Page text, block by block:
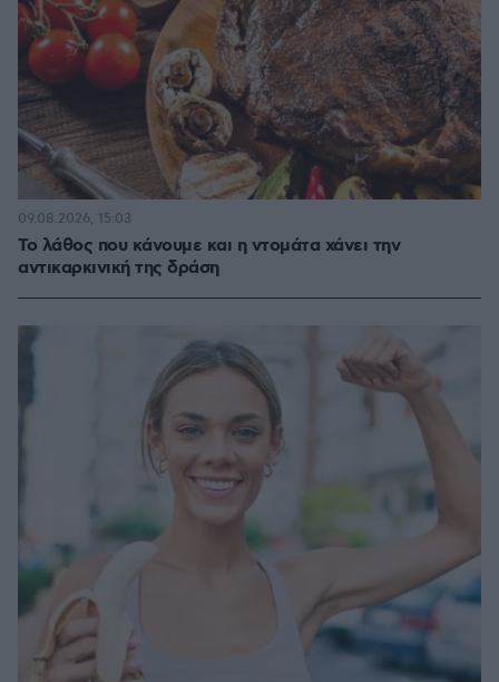
Το λάθος που κάνουμε και η ντομάτα χάνει την
αντικαρκινική της δράση
09.08.2026, 15:03